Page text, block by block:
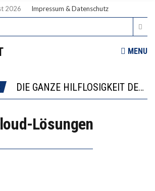
2026 Impressum & Datenschutz
MENU
DIE GANZE HILFLOSIGKEIT DES BILDUNGSBÜRGERTUMS
WORAUS WÄCHST, WAS KINDER TRÄGT
Lösungen